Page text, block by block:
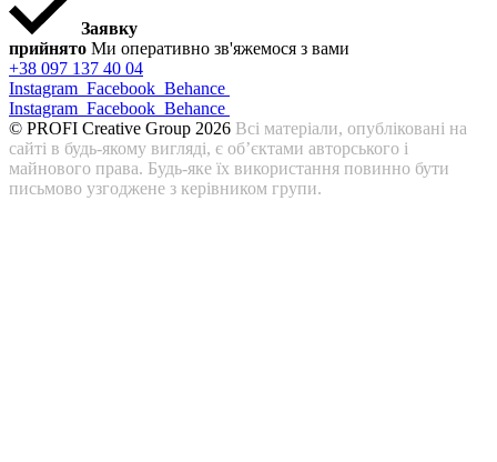
Заявку
прийнято Ми оперативно зв'яжемося з вами
+38 097 137 40 04
Instagram Facebook Behance
Instagram Facebook Behance
© PROFI Creative Group 2026 Всі матеріали, опубліковані на
сайті в будь-якому вигляді, є об’єктами авторського і
майнового права. Будь-яке їх використання повинно бути
письмово узгоджене з керівником групи.